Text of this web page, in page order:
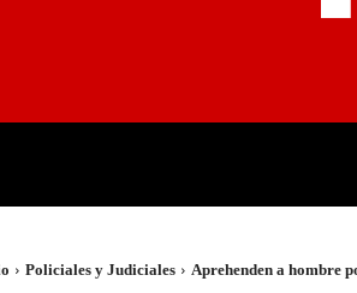
Policiales y Judiciales Aprehenden a hombre